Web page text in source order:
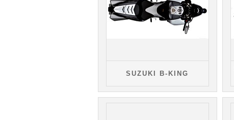
SUZUKI B-KING